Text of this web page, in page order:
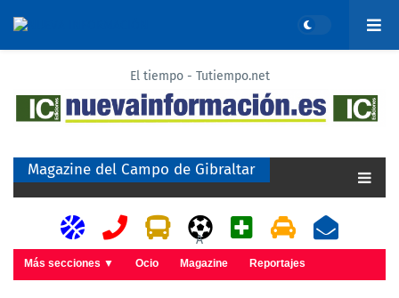
El tiempo - Tutiempo.net
Magazine del Campo de Gibraltar
A
Más secciones ▼ Ocio Magazine Reportajes